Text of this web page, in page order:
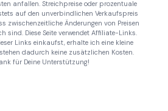
anfallen. Streichpreise oder prozentuale
auf den unverbindlichen Verkaufspreis
zwischenzeitliche Änderungen von Preisen
sind. Diese Seite verwendet Affiliate-Links.
Links einkaufst, erhalte ich eine kleine
dadurch keine zusätzlichen Kosten.
für Deine Unterstützung!